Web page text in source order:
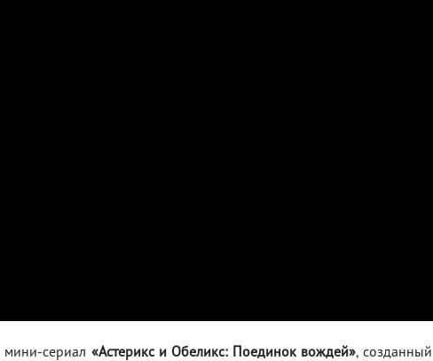
сериал «Астерикс и Обеликс: Поединок вождей», созданный